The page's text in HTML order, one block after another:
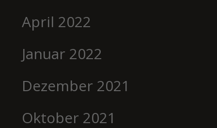
April 2022
Januar 2022
Dezember 2021
Oktober 2021